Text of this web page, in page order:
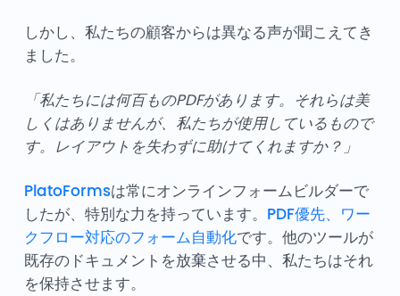
しかし、私たちの顧客からは異なる声が聞こえてき
ました。
「私たちには何百ものPDFがあります。それらは美
しくはありませんが、私たちが使用しているもので
す。レイアウトを失わずに助けてくれますか？」
PlatoFormsは常にオンラインフォームビルダーで
したが、特別な力を持っています。 PDF優先、ワー
クフロー対応のフォーム自動化です。他のツールが
既存のドキュメントを放棄させる中、私たちはそれ
を保持させます。